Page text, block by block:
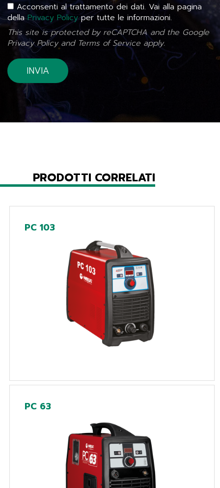
Acconsenti al trattamento dei dati. Vai alla pagina
dellaPrivacy Policyper tutte le informazioni.
This site is protected by reCAPTCHA and the Google
Privacy Policyand Terms of Service apply.
PRODOTTI CORRELATI
PC 103
PC 63